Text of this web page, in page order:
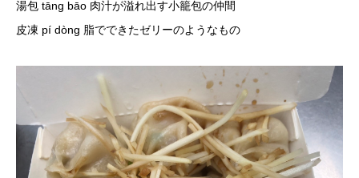
湯包 tāng bāo 肉汁が溢れ出す小籠包の仲間
皮凍 pí dòng 脂でできたゼリーのようなもの